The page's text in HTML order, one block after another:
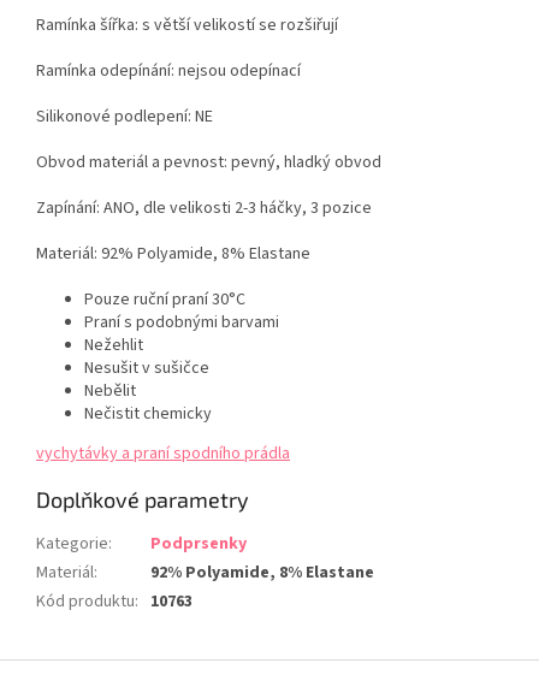
Ramínka šířka: s větší velikostí se rozšiřují
Ramínka odepínání: nejsou odepínací
Silikonové podlepení: NE
Obvod materiál a pevnost: pevný, hladký obvod
Zapínání: ANO, dle velikosti 2-3 háčky, 3 pozice
Materiál: 92% Polyamide, 8% Elastane
Pouze ruční praní 30°C
Praní s podobnými barvami
Nežehlit
Nesušit v sušičce
Nebělit
Nečistit chemicky
vychytávky a praní spodního prádla
Doplňkové parametry
Kategorie:
Podprsenky
Materiál:
92% Polyamide, 8% Elastane
Kód produktu: 10763